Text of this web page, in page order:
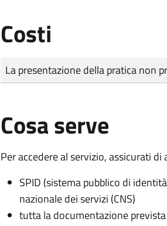
Costi
Tipo di pagamento
Importo
La presentazione della pratica non
Cosa serve
Per accedere al servizio, assicurati di
SPID (sistema pubblico di
nazionale dei servizi (CNS)
tutta la documentazione